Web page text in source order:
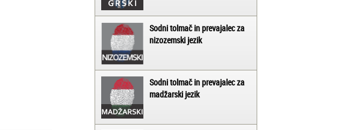
Sodni tolmač in prevajalec za
nizozemski jezik
Sodni tolmač in prevajalec za
madžarski jezik